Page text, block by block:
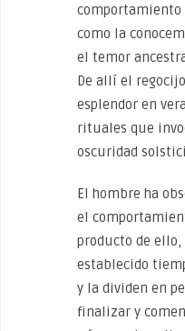
comportamiento
como la
el temor
De allí el
esplendor en
rituales que
oscuridad
El hombre ha
el
producto de ello,
establecido
y la dividen en
finalizar y